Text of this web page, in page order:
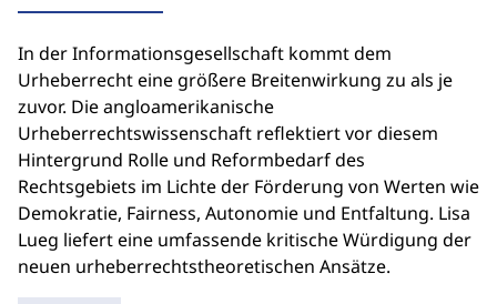
In der Informationsgesellschaft kommt dem
Urheberrecht eine größere Breitenwirkung zu als je
zuvor. Die angloamerikanische
Urheberrechtswissenschaft reflektiert vor diesem
Hintergrund Rolle und Reformbedarf des
Rechtsgebiets im Lichte der Förderung von Werten wie
Demokratie, Fairness, Autonomie und Entfaltung. Lisa
Lueg liefert eine umfassende kritische Würdigung der
neuen urheberrechtstheoretischen Ansätze.